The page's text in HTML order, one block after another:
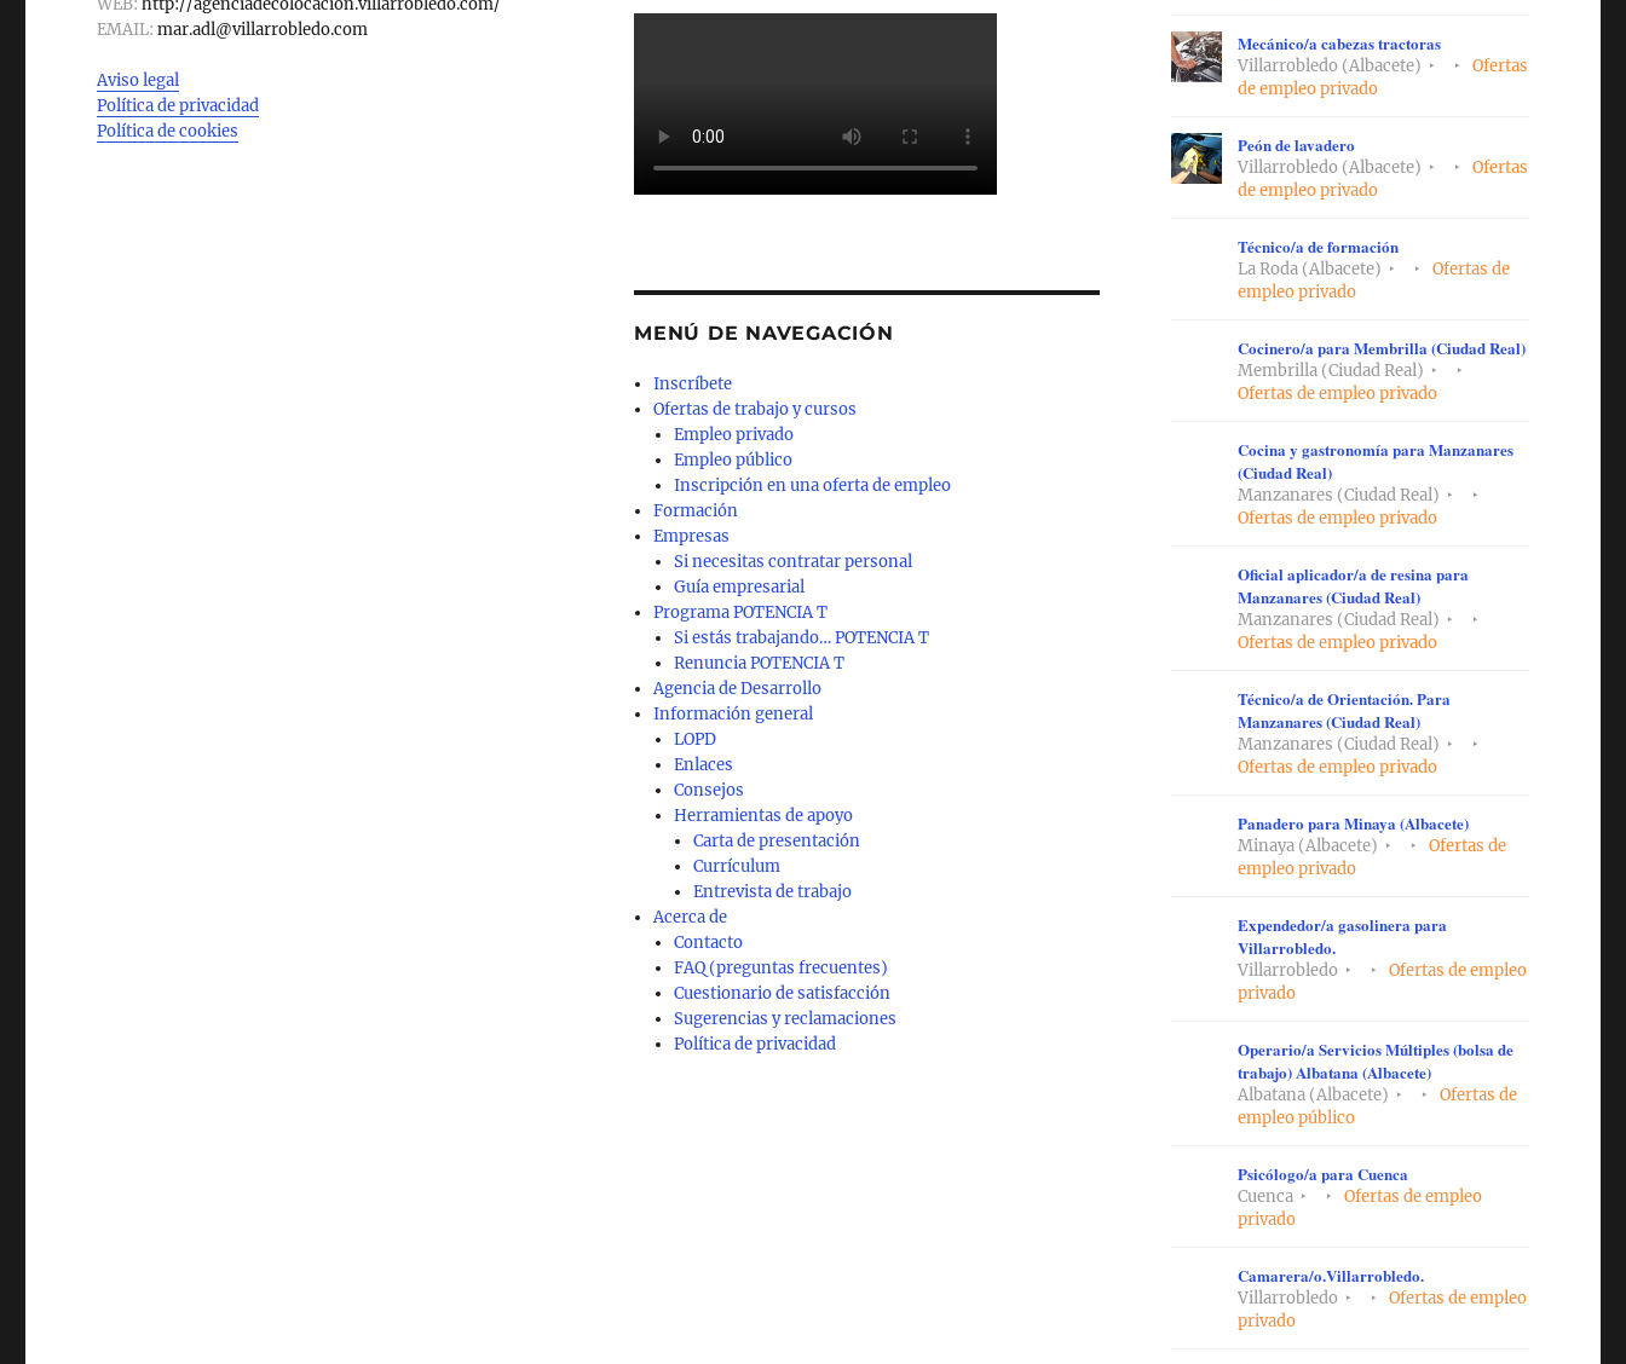
WEB: http://agenciadecolocacion.villarrobledo.com/
EMAIL: mar.adl@villarrobledo.com
Aviso legal
Política de privacidad
Política de cookies
MENÚ DE NAVEGACIÓN
Inscríbete
Ofertas de trabajo y cursos
Empleo privado
Empleo público
Inscripción en una oferta de empleo
Formación
Empresas
Si necesitas contratar personal
Guía empresarial
Programa POTENCIA T
Si estás trabajando… POTENCIA T
Renuncia POTENCIA T
Agencia de Desarrollo
Información general
LOPD
Enlaces
Consejos
Herramientas de apoyo
Carta de presentación
Currículum
Entrevista de trabajo
Acerca de
Contacto
FAQ (preguntas frecuentes)
Cuestionario de satisfacción
Sugerencias y reclamaciones
Política de privacidad
Mecánico/a cabezas tractoras
Villarrobledo (Albacete)
Ofertas
de empleo privado
Peón de lavadero
Villarrobledo (Albacete)
Ofertas
de empleo privado
Técnico/a de formación
La Roda (Albacete)
Ofertas de
empleo privado
Cocinero/a para Membrilla (Ciudad Real)
Membrilla (Ciudad Real)
Ofertas de empleo privado
Cocina y gastronomía para Manzanares
(Ciudad Real)
Manzanares (Ciudad Real)
Ofertas de empleo privado
Oficial aplicador/a de resina para
Manzanares (Ciudad Real)
Manzanares (Ciudad Real)
Ofertas de empleo privado
Técnico/a de Orientación. Para
Manzanares (Ciudad Real)
Manzanares (Ciudad Real)
Ofertas de empleo privado
Panadero para Minaya (Albacete)
Minaya (Albacete)
Ofertas de
empleo privado
Expendedor/a gasolinera para
Villarrobledo.
Villarrobledo
Ofertas de empleo
privado
Operario/a Servicios Múltiples (bolsa de
trabajo) Albatana (Albacete)
Albatana (Albacete)
Ofertas de
empleo público
Psicólogo/a para Cuenca
Cuenca
Ofertas de empleo
privado
Camarera/o.Villarrobledo.
Villarrobledo
Ofertas de empleo
privado